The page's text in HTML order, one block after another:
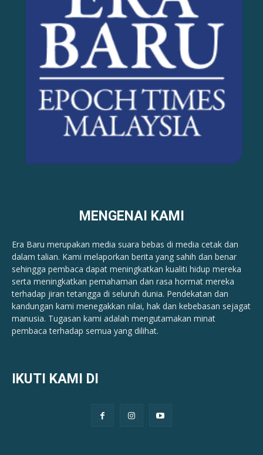
MENGENAI KAMI
Era Baru merupakan media suara bebas di media cetak dan
dalam talian. Kami melaporkan berita yang sahih dan benar ​​
sehingga pembaca dapat meningkatkan kualiti hidup mereka
serta meningkatkan pemahaman dan rasa hormat mereka
terhadap jiran tetangga di seluruh dunia. Pendekatan dan
kandungan kami menegakkan nilai, hak dan kebebasan sejagat
manusia. Tugasan kami adalah mengutamakan minat
pembaca terhadap semua yang dilihat.
IKUTI KAMI DI